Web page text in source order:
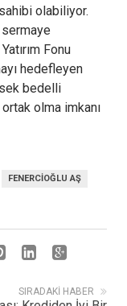
olabiliyor.
sermaye
Fonu
hedefleyen
bedelli
olma imkanı
FENERCIOĞLU AŞ
SIRADAKI HABER